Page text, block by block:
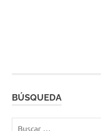
BÚSQUEDA